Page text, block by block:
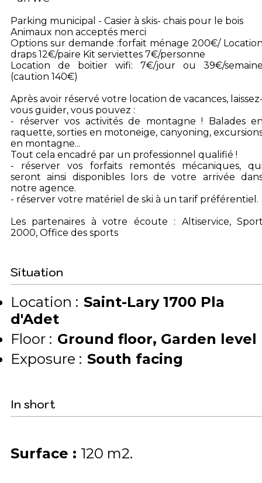
Parking municipal - Casier à skis- chais pour le bois
Animaux non acceptés merci
Options sur demande :forfait ménage 200€/
draps 12€/paire Kit serviettes 7€/personne
Location de boitier wifi: 7€/jour ou 39€/
(caution 140€)
Après avoir réservé votre location de vacances,
vous guider, vous pouvez :
- réserver vos activités de montagne ! Balades
raquette, sorties en motoneige, canyoning,
en montagne...
Tout cela encadré par un professionnel qualifié !
- réserver vos forfaits remontés mécaniques,
seront ainsi disponibles lors de votre arrivée
notre agence.
- réserver votre matériel de ski à un tarif préférentiel.
Les partenaires à votre écoute : Altiservice,
2000, Office des sports
Situation
Location : Saint-Lary 1700 Pla
d'Adet
Floor : Ground floor Garden level
Exposure : South facing
In short
Surface : 120 m2